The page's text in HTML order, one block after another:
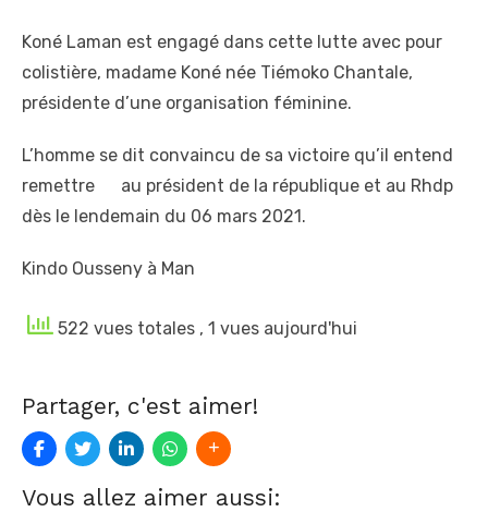
Koné Laman est engagé dans cette lutte avec pour
colistière, madame Koné née Tiémoko Chantale,
présidente d’une organisation féminine.
L’homme se dit convaincu de sa victoire qu’il entend
remettre au président de la république et au Rhdp
dès le lendemain du 06 mars 2021.
Kindo Ousseny à Man
522 vues totales , 1 vues aujourd'hui
Partager, c'est aimer!
Vous allez aimer aussi: